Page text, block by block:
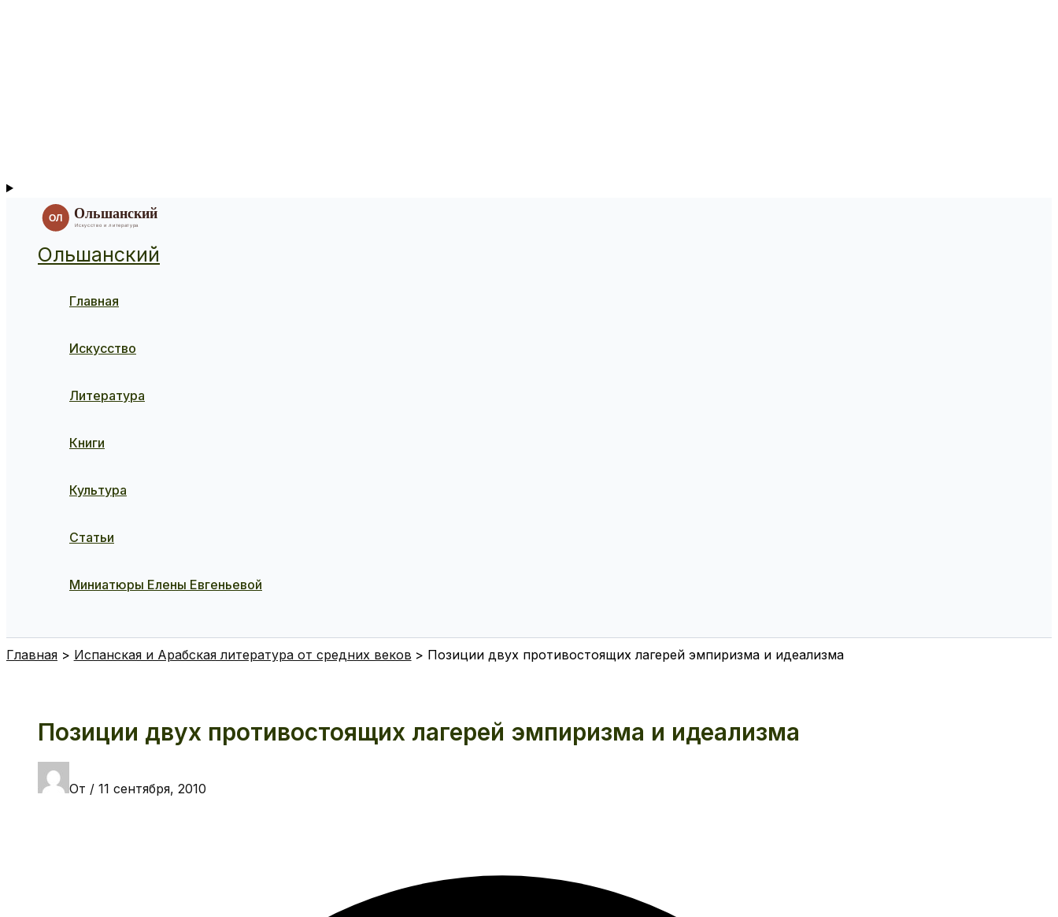
Ольшанский
Главная
Искусство
Литература
Книги
Культура
Статьи
Миниатюры Елены Евгеньевой
Главная Испанская и Арабская литература от средних веков Позиции двух противостоящих лагерей эмпиризма и идеализма
Позиции двух противостоящих лагерей эмпиризма и идеализма
От / 11 сентября, 2010